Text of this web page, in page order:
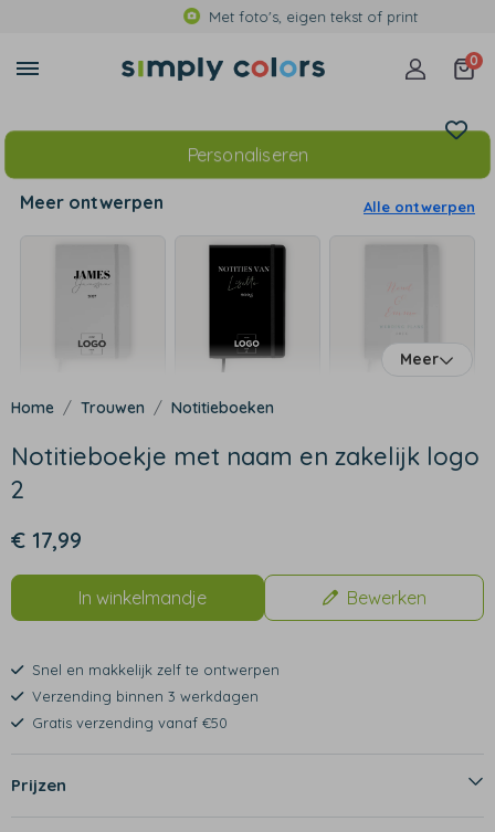
Met foto's, eigen tekst of print
0
Personaliseren
Meer ontwerpen Alle ontwerpen
Meer
Trouwen Notitieboeken
Notitieboekje met naam en zakelijk logo
2
€ 17,99
In winkelmandje Bewerken
Snel en makkelijk zelf te ontwerpen
Verzending binnen 3 werkdagen
Gratis verzending vanaf €50
Prijzen